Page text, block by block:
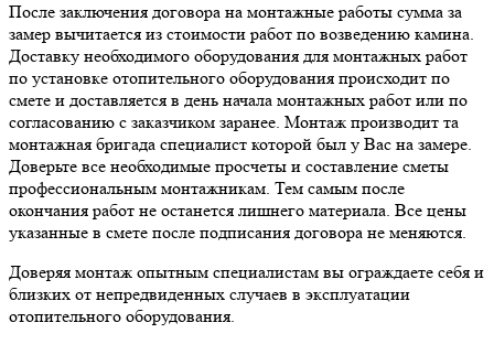
После заключения договора на монтажные работы сумма за
замер вычитается из стоимости работ по возведению камина.
Доставку необходимого оборудования для монтажных работ
по установке отопительного оборудования происходит по
смете и доставляется в день начала монтажных работ или по
согласованию с заказчиком заранее. Монтаж производит та
монтажная бригада специалист которой был у Вас на замере.
Доверьте все необходимые просчеты и составление сметы
профессиональным монтажникам. Тем самым после
окончания работ не останется лишнего материала. Все цены
указанные в смете после подписания договора не меняются.
Доверяя монтаж опытным специалистам вы ограждаете себя и
близких от непредвиденных случаев в эксплуатации
отопительного оборудования.